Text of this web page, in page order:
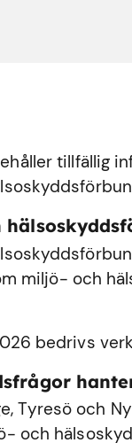
tillfällig
miljö- och
bedrivs
Tyresö och
och